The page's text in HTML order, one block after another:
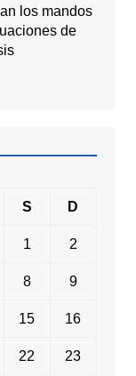
los mandos
de
S D
1 2
8 9
15 16
22 23